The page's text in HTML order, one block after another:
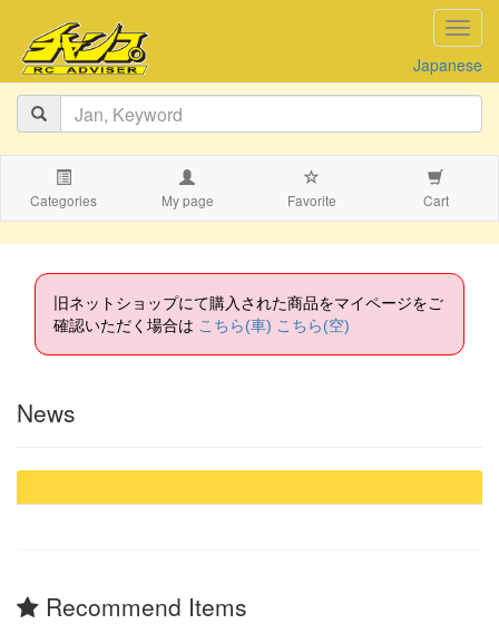
Japanese
Categories My page Favorite Cart
旧ネットショップにて購入された商品をマイページをご
確認いただく場合は こちら(車) こちら(空)
News
Recommend Items